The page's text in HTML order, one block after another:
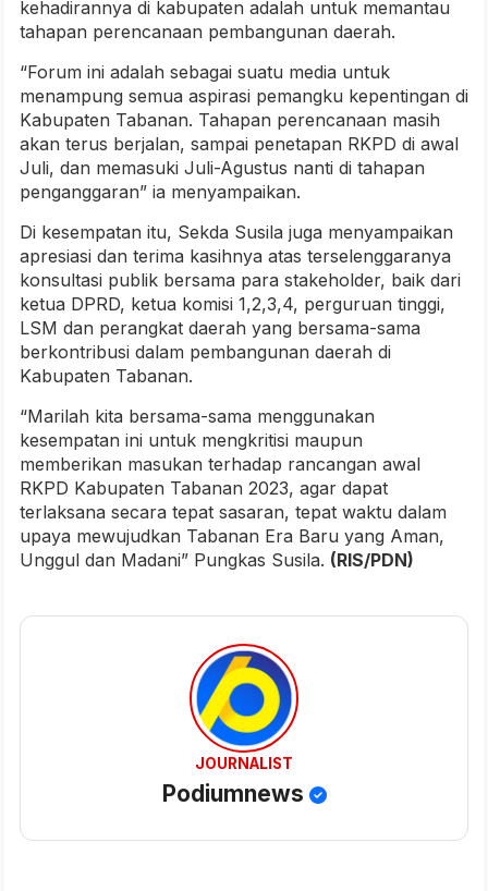
kehadirannya di kabupaten adalah untuk memantau
tahapan perencanaan pembangunan daerah.
“Forum ini adalah sebagai suatu media untuk
menampung semua aspirasi pemangku kepentingan di
Kabupaten Tabanan. Tahapan perencanaan masih
akan terus berjalan, sampai penetapan RKPD di awal
Juli, dan memasuki Juli-Agustus nanti di tahapan
penganggaran” ia menyampaikan.
Di kesempatan itu, Sekda Susila juga menyampaikan
apresiasi dan terima kasihnya atas terselenggaranya
konsultasi publik bersama para stakeholder, baik dari
ketua DPRD, ketua komisi 1,2,3,4, perguruan tinggi,
LSM dan perangkat daerah yang bersama-sama
berkontribusi dalam pembangunan daerah di
Kabupaten Tabanan.
“Marilah kita bersama-sama menggunakan
kesempatan ini untuk mengkritisi maupun
memberikan masukan terhadap rancangan awal
RKPD Kabupaten Tabanan 2023, agar dapat
terlaksana secara tepat sasaran, tepat waktu dalam
upaya mewujudkan Tabanan Era Baru yang Aman,
Unggul dan Madani” Pungkas Susila. (RIS/PDN)
JOURNALIST
Podiumnews